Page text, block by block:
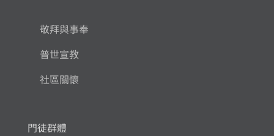
敬拜與事奉
普世宣教
社區關懷
門徒群體